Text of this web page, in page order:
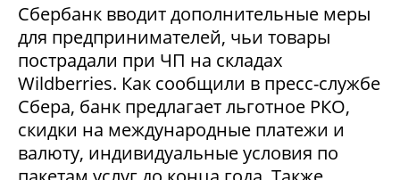
Сбербанк вводит дополнительные меры
для предпринимателей, чьи товары
пострадали при ЧП на складах
Wildberries. Как сообщили в пресс-службе
Сбера, банк предлагает льготное РКО,
скидки на международные платежи и
валюту, индивидуальные условия по